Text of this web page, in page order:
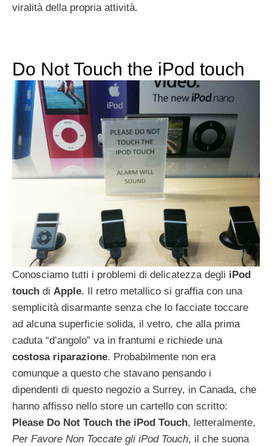
viralità della propria attività.
Do Not Touch the iPod touch
Conosciamo tutti i problemi di delicatezza degli iPod
touch di Apple. Il retro metallico si graffia con una
semplicità disarmante senza che lo facciate toccare
ad alcuna superficie solida, il vetro, che alla prima
caduta “d’angolo” va in frantumi e richiede una
costosa riparazione. Probabilmente non era
comunque a questo che stavano pensando i
dipendenti di questo negozio a Surrey, in Canada, che
hanno affisso nello store un cartello con scritto:
Please Do Not Touch the iPod Touch, letteralmente,
Per Favore Non Toccate gli iPod Touch, il che suona